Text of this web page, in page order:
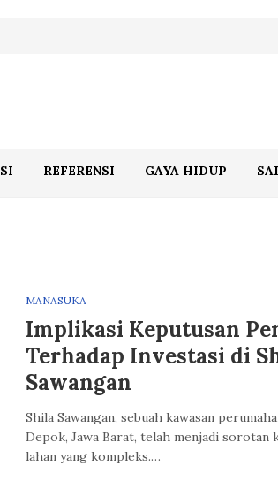
REFERENSI GAYA HIDUP
MANASUKA
Implikasi Keputusan
Terhadap Investasi di
Sawangan
Shila Sawangan, sebuah kawasan
Depok, Jawa Barat, telah menjadi sorotan
lahan yang kompleks.…